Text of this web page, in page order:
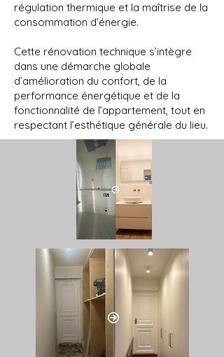
régulation thermique et la maîtrise de la
consommation d’énergie.
Cette rénovation technique s’intègre
dans une démarche globale
d’amélioration du confort, de la
performance énergétique et de la
fonctionnalité de l’appartement, tout en
respectant l’esthétique générale du lieu.